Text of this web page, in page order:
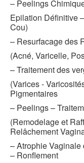
– Peelings
Epilation Définitive
Cou)
– Resurfacage des
(Acné, Varicelle,
– Traitement des
(Varices -
Pigmentaires
– Peelings –
(Remodelage et
Relâchement
– Atrophie
– Ronflement